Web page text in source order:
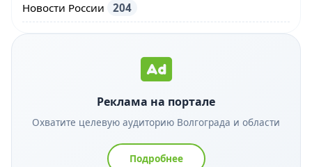
Новости России 204
Реклама на портале
Охватите целевую аудиторию Волгограда и области
Подробнее